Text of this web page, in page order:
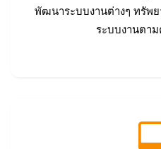
พัฒนาระบบงานต่างๆ ทรัพ
ระบบงานตา